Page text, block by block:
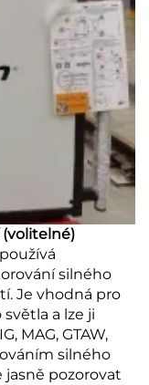
silného
Je vhodná pro
a lze ji
MAG, GTAW,
silného
jasně pozorovat